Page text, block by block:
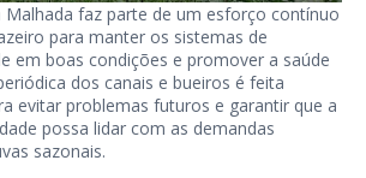
Malhada faz parte de um esforço contínuo
para manter os sistemas de
em boas condições e promover a saúde
dos canais e bueiros é feita
evitar problemas futuros e garantir que a
possa lidar com as demandas
sazonais.